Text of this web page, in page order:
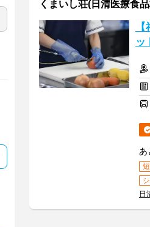
くまいし荘(日清医療食
ッ
あ
日